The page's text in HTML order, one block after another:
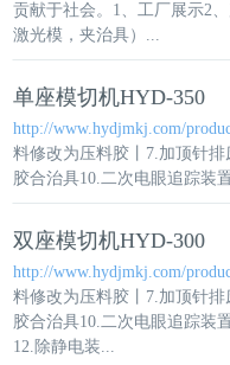
贡献于社会。1、工厂展示2
激光模，夹治具）...
单座模切机HYD-350
http://www.hydjmkj.com/
料修改为压料胶丨7.加顶针
胶合治具10.二次电眼追踪装
双座模切机HYD-300
http://www.hydjmkj.com/
料修改为压料胶丨7.加顶针
胶合治具10.二次电眼追踪装
12.除静电装...